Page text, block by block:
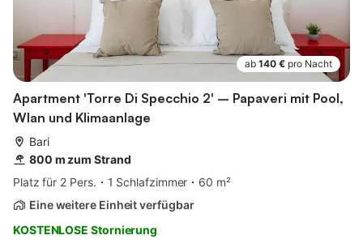
ab 140 € pro Nacht
Apartment 'Torre Di Specchio 2' – Papaveri mit Pool,
Wlan und Klimaanlage
Bari
800 m zum Strand
Platz für 2 Pers.
1 Schlafzimmer
60 m²
Eine weitere Einheit verfügbar
KOSTENLOSE Stornierung